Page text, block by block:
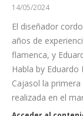
14/05/2024
El diseñador
años de
flamenca, y
Habla by
Cajasol la
realizada en el